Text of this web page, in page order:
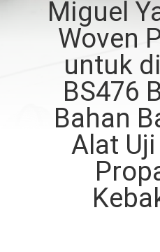
PABRIK
HUBUNGI
BERITA
PERMINTAAN
PENAWARAN
Miguel
Woven
untuk
BS476
Bahan
Alat